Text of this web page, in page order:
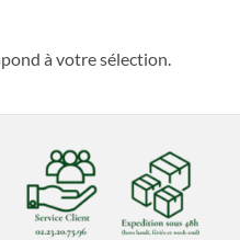
à votre sélection.